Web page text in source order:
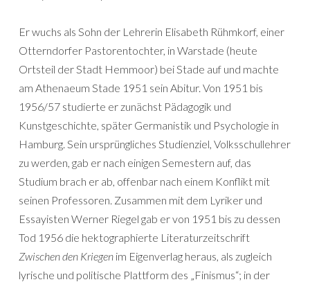
Er wuchs als Sohn der Lehrerin Elisabeth Rühmkorf, einer
Otterndorfer Pastorentochter, in Warstade (heute
Ortsteil der Stadt Hemmoor) bei Stade auf und machte
am Athenaeum Stade 1951 sein Abitur. Von 1951 bis
1956/57 studierte er zunächst Pädagogik und
Kunstgeschichte, später Germanistik und Psychologie in
Hamburg. Sein ursprüngliches Studienziel, Volksschullehrer
zu werden, gab er nach einigen Semestern auf, das
Studium brach er ab, offenbar nach einem Konflikt mit
seinen Professoren. Zusammen mit dem Lyriker und
Essayisten Werner Riegel gab er von 1951 bis zu dessen
Tod 1956 die hektographierte Literaturzeitschrift
Zwischen den Kriegen im Eigenverlag heraus, als zugleich
lyrische und politische Plattform des „Finismus“; in der